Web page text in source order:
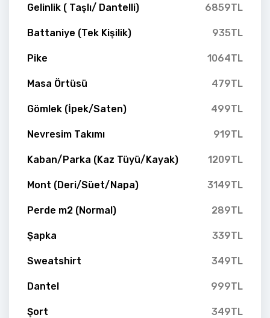
Gelinlik ( Taşlı/ Dantelli) 6859TL
Battaniye (Tek Kişilik) 935TL
Pike 1064TL
Masa Örtüsü 479TL
Gömlek (İpek/Saten) 499TL
Nevresim Takımı 919TL
Kaban/Parka (Kaz Tüyü/Kayak) 1209TL
Mont (Deri/Süet/Napa) 3149TL
Perde m2 (Normal) 289TL
Şapka 339TL
Sweatshirt 349TL
Dantel 999TL
Şort 349TL